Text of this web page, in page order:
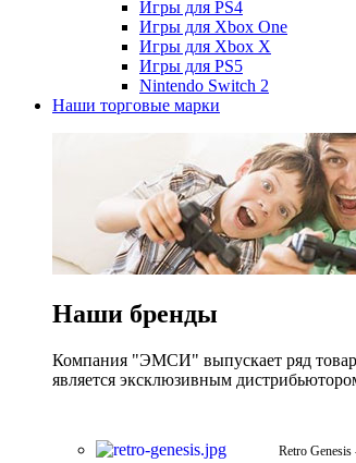
Игры для PS4
Игры для Xbox One
Игры для Xbox X
Игры для PS5
Nintendo Switch 2
Наши торговые марки
Наши бренды
Компания "ЭМСИ" выпускает ряд
является эксклюзивным
Retro